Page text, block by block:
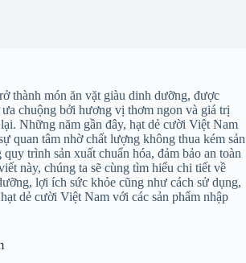
thành món ăn vặt giàu dinh dưỡng, được
chuộng bởi hương vị thơm ngon và giá trị
Những năm gần đây, hạt dẻ cười Việt Nam
quan tâm nhờ chất lượng không thua kém sản
trình sản xuất chuẩn hóa, đảm bảo an toàn
này, chúng ta sẽ cùng tìm hiểu chi tiết về
lợi ích sức khỏe cũng như cách sử dụng,
dẻ cười Việt Nam với các sản phẩm nhập